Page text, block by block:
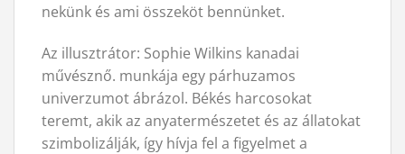
nekünk és ami összeköt bennünket.
Az illusztrátor: Sophie Wilkins kanadai
művésznő. munkája egy párhuzamos
univerzumot ábrázol. Békés harcosokat
teremt, akik az anyatermészetet és az állatokat
szimbolizálják, így hívja fel a figyelmet a